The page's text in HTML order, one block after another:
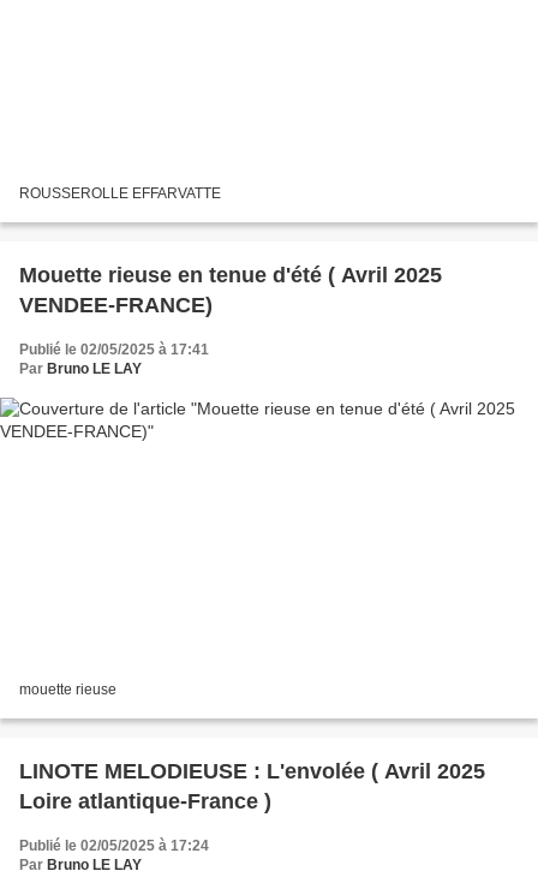
ROUSSEROLLE EFFARVATTE
Mouette rieuse en tenue d'été ( Avril 2025
VENDEE-FRANCE)
Publié le 02/05/2025 à 17:41
Par Bruno LE LAY
mouette rieuse
LINOTE MELODIEUSE : L'envolée ( Avril 2025
Loire atlantique-France )
Publié le 02/05/2025 à 17:24
Par Bruno LE LAY